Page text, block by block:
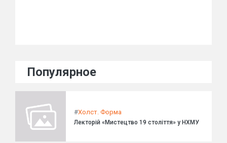
Популярное
#Холст. Форма
Лекторій «Мистецтво 19 століття» у НХМУ